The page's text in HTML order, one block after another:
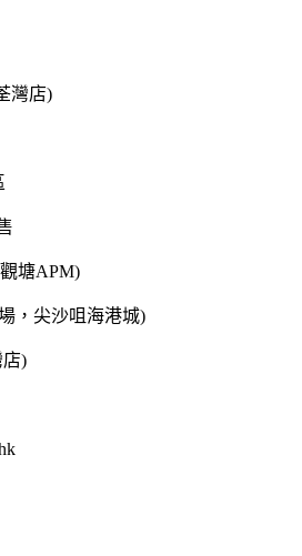
灣店)
塘APM)
，尖沙咀海港城)
店)